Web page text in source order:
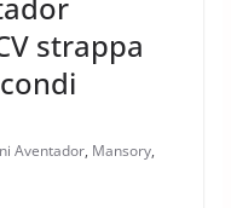
strappa
Aventador, Mansory,